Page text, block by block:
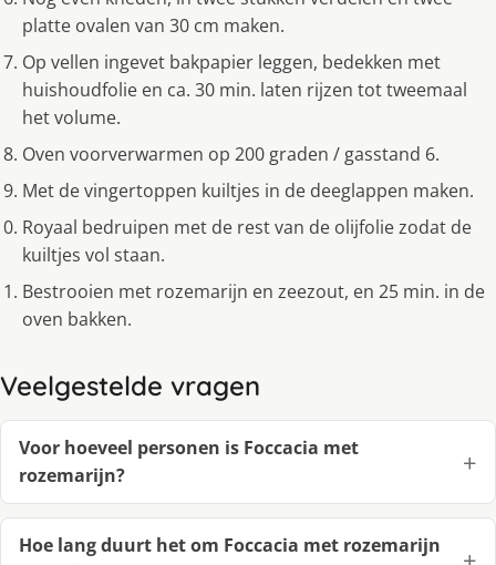
platte ovalen van 30 cm maken.
Op vellen ingevet bakpapier leggen, bedekken met
huishoudfolie en ca. 30 min. laten rijzen tot tweemaal
het volume.
Oven voorverwarmen op 200 graden / gasstand 6.
Met de vingertoppen kuiltjes in de deeglappen maken.
Royaal bedruipen met de rest van de olijfolie zodat de
kuiltjes vol staan.
Bestrooien met rozemarijn en zeezout, en 25 min. in de
oven bakken.
Veelgestelde vragen
Voor hoeveel personen is Foccacia met
rozemarijn?
Hoe lang duurt het om Foccacia met rozemarijn